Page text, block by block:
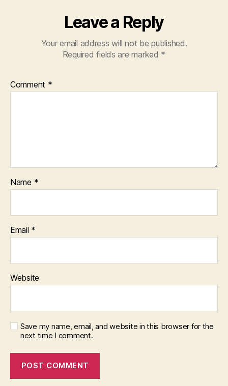
Leave a Reply
Your email address will not be published.
Required fields are marked *
Comment *
Name *
Email *
Website
Save my name, email, and website in this browser for the
next time I comment.